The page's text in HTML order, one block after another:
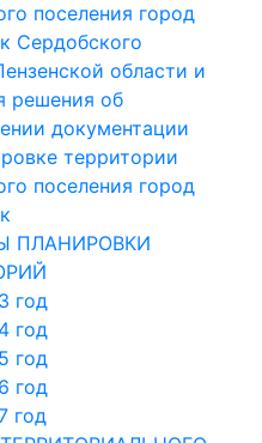
поселения город
Сердобского
области и
решения об
документации
территории
поселения город
ПЛАНИРОВКИ
год
год
год
год
год